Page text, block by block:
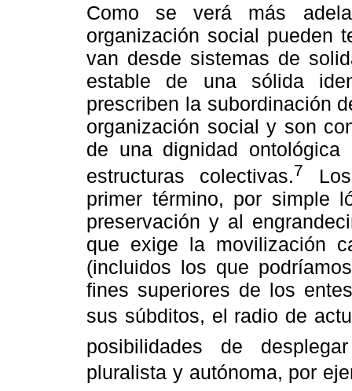
Como se verá más
organización social pueden
van desde sistemas de
estable de una sólida
prescriben la subordinación
organización social y son
de una dignidad
estructuras colectivas.7
primer término, por simple
preservación y al
que exige la movilización
(incluidos los que
fines superiores de los
sus súbditos, el radio de
posibilidades de
pluralista y autónoma, por